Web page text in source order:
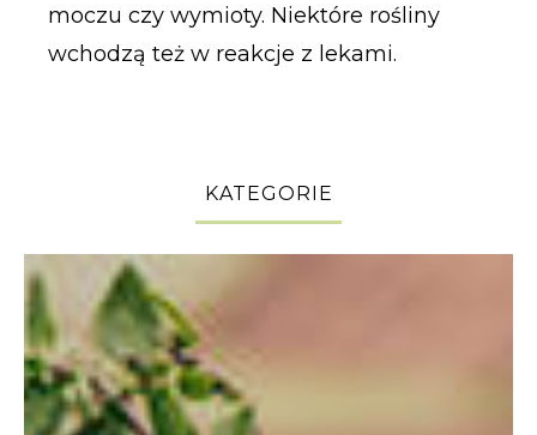
moczu czy wymioty. Niektóre rośliny
wchodzą też w reakcje z lekami.
KATEGORIE